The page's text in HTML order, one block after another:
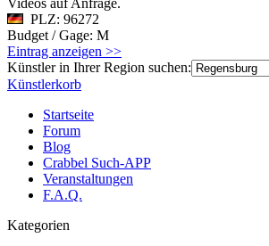
PLZ: 96272
Budget / Gage: M
Eintrag anzeigen >>
Künstler in Ihrer Region suchen:
Künstlerkorb
Startseite
Forum
Blog
Crabbel Such-APP
Veranstaltungen
F.A.Q.
Kategorien